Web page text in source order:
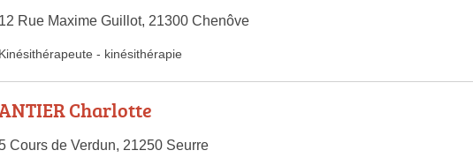
12 Rue Maxime Guillot, 21300 Chenôve
Kinésithérapeute - kinésithérapie
Charlotte
5 Cours de Verdun, 21250 Seurre